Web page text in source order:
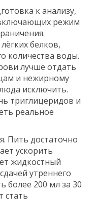
к анализу,
режим
.
белков,
количества воды.
лучше отдать
и нежирному
исключить.
триглицеридов и
реальное
Пить достаточно
ускорить
жидкостный
утреннего
более 200 мл за 30
стать